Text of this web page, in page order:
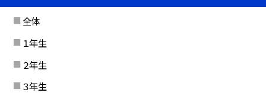
全体
１年生
２年生
３年生